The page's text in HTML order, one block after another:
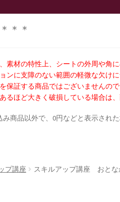
＊＊
素材の特性上、シートの外周や角
ンに支障のない範囲の軽微な欠け
保証する商品ではございませんの
るほど大きく破損している場合は
み商品以外で、0円などと表示され
プ講座 スキルアップ講座 おとな